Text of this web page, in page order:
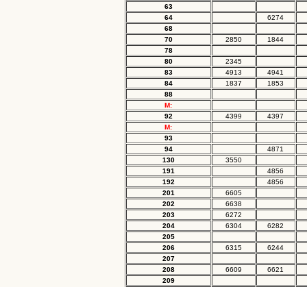
63
64
6274
68
70
2850
1844
78
80
2345
83
4913
4941
84
1837
1853
88
M:
92
4399
4397
M:
93
94
4871
130
3550
191
4856
192
4856
201
6605
202
6638
203
6272
204
6304
6282
205
206
6315
6244
207
208
6609
6621
209